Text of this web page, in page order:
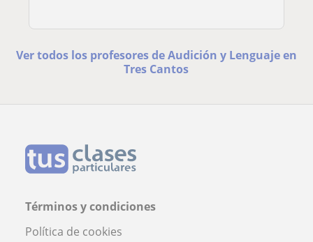
Ver todos los profesores de Audición y Lenguaje en
Tres Cantos
Términos y condiciones
Política de cookies